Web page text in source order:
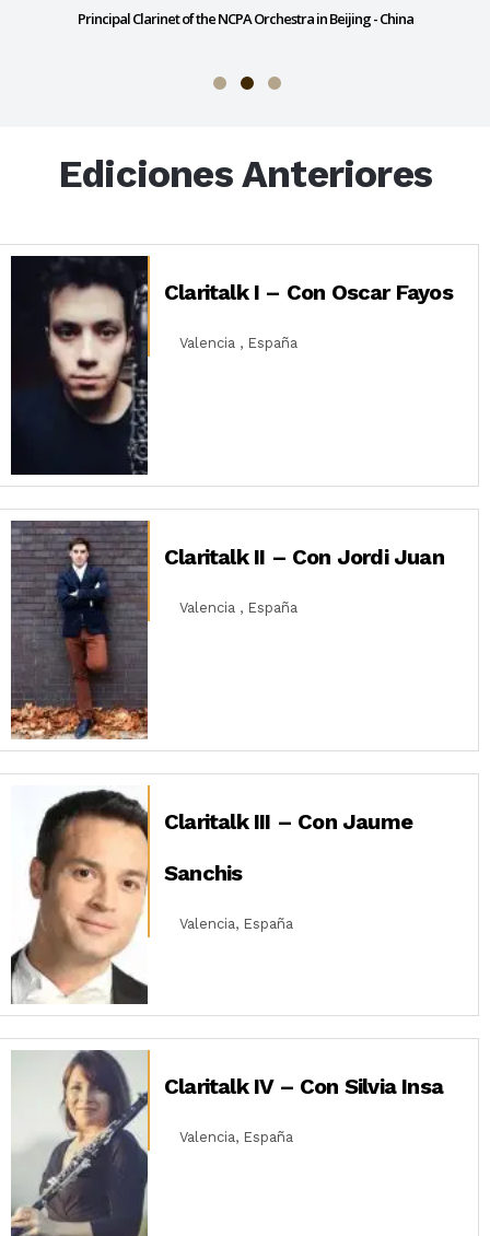
Principal Clarinet of the NCPA Orchestra in Beijing - China
Ediciones Anteriores
Claritalk I – Con Oscar Fayos
Valencia , España
Claritalk II – Con Jordi Juan
Valencia , España
Claritalk III – Con Jaume
Sanchis
Valencia, España
Claritalk IV – Con Silvia Insa
Valencia, España